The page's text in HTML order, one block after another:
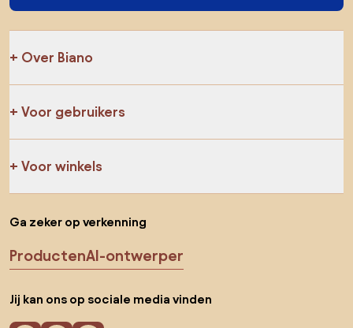
Over Biano
Voor gebruikers
Voor winkels
Ga zeker op verkenning
ProductenAI-ontwerper
Jij kan ons op sociale media vinden